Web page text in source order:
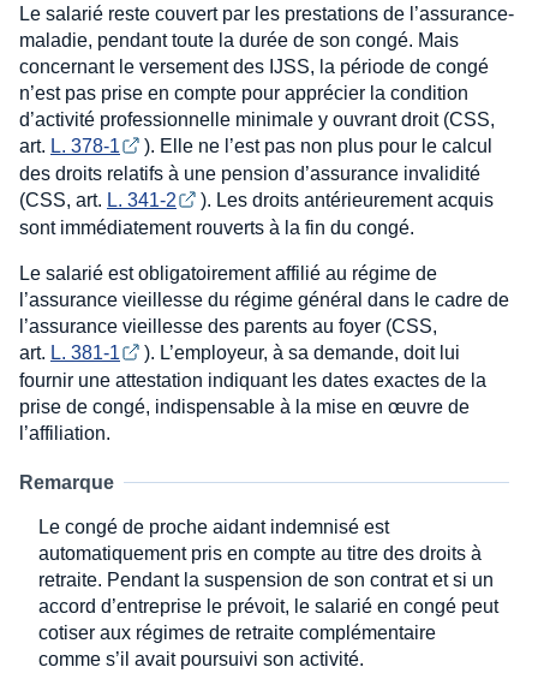
Le salarié reste couvert par les prestations de l’assurance-
maladie, pendant toute la durée de son congé. Mais
concernant le versement des IJSS, la période de congé
n’est pas prise en compte pour apprécier la condition
d’activité professionnelle minimale y ouvrant droit (CSS,
art. L. 378-1
). Elle ne l’est pas non plus pour le calcul
des droits relatifs à une pension d’assurance invalidité
(CSS, art. L. 341-2
). Les droits antérieurement acquis
sont immédiatement rouverts à la fin du congé.
Le salarié est obligatoirement affilié au régime de
l’assurance vieillesse du régime général dans le cadre de
l’assurance vieillesse des parents au foyer (CSS,
art. L. 381-1
). L’employeur, à sa demande, doit lui
fournir une attestation indiquant les dates exactes de la
prise de congé, indispensable à la mise en œuvre de
l’affiliation.
Remarque
Le congé de proche aidant indemnisé est
automatiquement pris en compte au titre des droits à
retraite. Pendant la suspension de son contrat et si un
accord d’entreprise le prévoit, le salarié en congé peut
cotiser aux régimes de retraite complémentaire
comme s’il avait poursuivi son activité.